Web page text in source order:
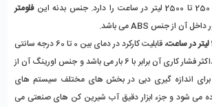
فلومتر
، قابلیت کارکرد در دمای بین 0 تا 60 درجه سانتی
گراد را دارد. هم چنین حداکثر فشار کاری آن برابر با 6 بار می باشد و جنس اورینگ آن از
برای اندازه گیری دبی در بخش های مختلف سیستم های
می شود و جزء ابزار دقیق آب شیرین کن های صنعتی می